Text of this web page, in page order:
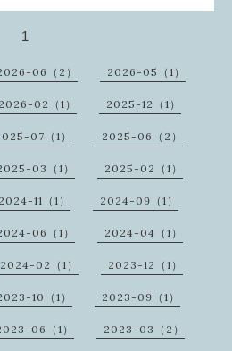
1
06（2） 2026-05（1）
2026-02（1） 2025-12（1）
07（1） 2025-06（2）
03（1） 2025-02（1）
2024-11（1） 2024-09（1）
06（1） 2024-04（1）
2024-02（1） 2023-12（1）
10（1） 2023-09（1）
06（1） 2023-03（2）